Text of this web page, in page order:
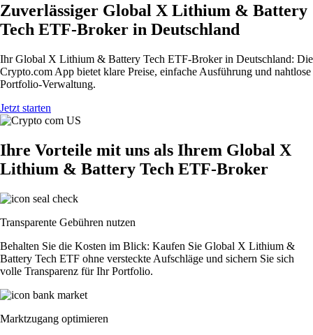
Zuverlässiger Global X Lithium & Battery
Tech ETF-Broker in Deutschland
Ihr Global X Lithium & Battery Tech ETF-Broker in Deutschland: Die
Crypto.com App bietet klare Preise, einfache Ausführung und nahtlose
Portfolio-Verwaltung.
Jetzt starten
Ihre Vorteile mit uns als Ihrem Global X
Lithium & Battery Tech ETF-Broker
Transparente Gebühren nutzen
Behalten Sie die Kosten im Blick: Kaufen Sie Global X Lithium &
Battery Tech ETF ohne versteckte Aufschläge und sichern Sie sich
volle Transparenz für Ihr Portfolio.
Marktzugang optimieren